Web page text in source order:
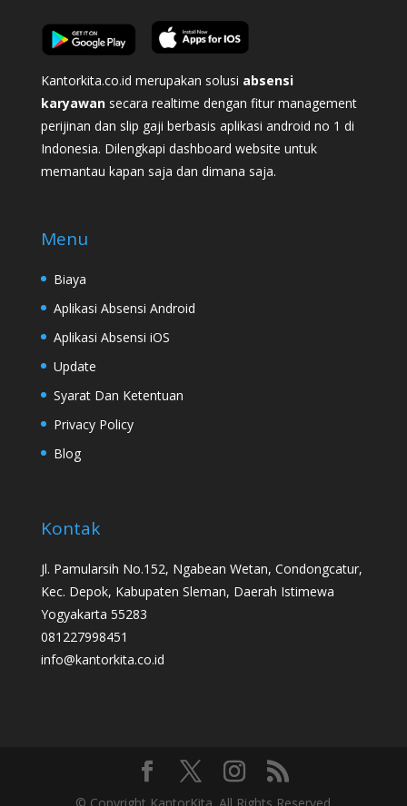
Kantorkita.co.id merupakan solusi absensi
karyawan secara realtime dengan fitur management
perijinan dan slip gaji berbasis aplikasi android no 1 di
Indonesia. Dilengkapi dashboard website untuk
memantau kapan saja dan dimana saja.
Menu
Biaya
Aplikasi Absensi Android
Aplikasi Absensi iOS
Update
Syarat Dan Ketentuan
Privacy Policy
Blog
Kontak
Jl. Pamularsih No.152, Ngabean Wetan, Condongcatur,
Kec. Depok, Kabupaten Sleman, Daerah Istimewa
Yogyakarta 55283
081227998451
info@kantorkita.co.id